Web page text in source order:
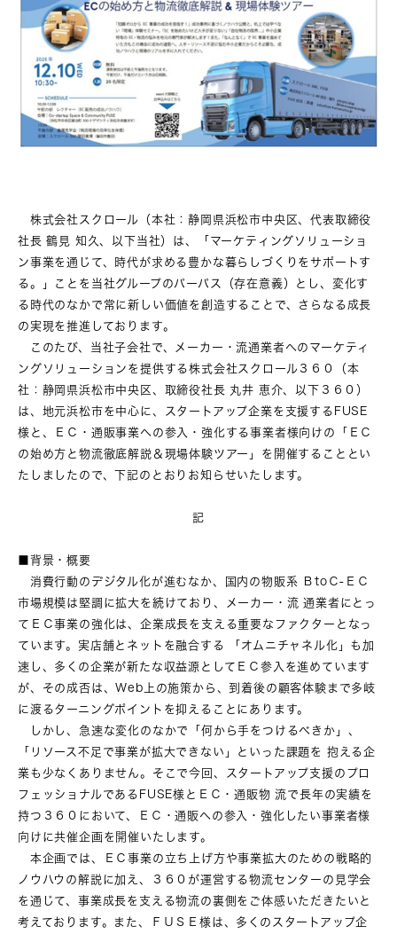
株式会社スクロール（本社：静岡県浜松市中央区、代表取締役
社長 鶴見 知久、以下当社）は、「マーケティングソリューショ
ン事業を通じて、時代が求める豊かな暮らしづくりをサポートす
る。」ことを当社グループのパーパス（存在意義）とし、変化す
る時代のなかで常に新しい価値を創造することで、さらなる成長
の実現を推進しております。
このたび、当社子会社で、メーカー・流通業者へのマーケティ
ングソリューションを提供する株式会社スクロール３６０（本
社：静岡県浜松市中央区、取締役社長 丸井 恵介、以下３６０）
は、地元浜松市を中心に、スタートアップ企業を支援するFUSE
様と、ＥＣ・通販事業への参入・強化する事業者様向けの「ＥＣ
の始め方と物流徹底解説＆現場体験ツアー」を開催することとい
たしましたので、下記のとおりお知らせいたします。
記
■背景・概要
消費行動のデジタル化が進むなか、国内の物販系 ＢtoＣ-ＥＣ
市場規模は堅調に拡大を続けており、メーカー・流 通業者にとっ
てＥＣ事業の強化は、企業成長を支える重要なファクターとなっ
ています。実店舗とネットを融合する 「オムニチャネル化」も加
速し、多くの企業が新たな収益源としてＥＣ参入を進めています
が、その成否は、Web上の施策から、到着後の顧客体験まで多岐
に渡るターニングポイントを抑えることにあります。
しかし、急速な変化のなかで「何から手をつけるべきか」、
「リソース不足で事業が拡大できない」といった課題を 抱える企
業も少なくありません。そこで今回、スタートアップ支援のプロ
フェッショナルであるFUSE様とＥＣ・通販物 流で長年の実績を
持つ３６０において、ＥＣ・通販への参入・強化したい事業者様
向けに共催企画を開催いたします。
本企画では、ＥＣ事業の立ち上げ方や事業拡大のための戦略的
ノウハウの解説に加え、３６０が運営する物流センターの見学会
を通じて、事業成長を支える物流の裏側をご体感いただきたいと
考えております。また、ＦＵＳＥ様は、多くのスタートアップ企